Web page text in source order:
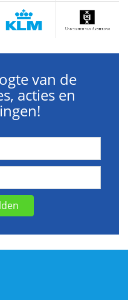
van de
acties en